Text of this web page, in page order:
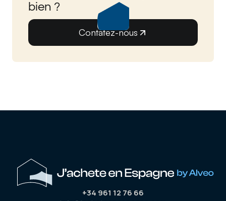
bien ?
Contatez-nous
+34 961 12 76 66